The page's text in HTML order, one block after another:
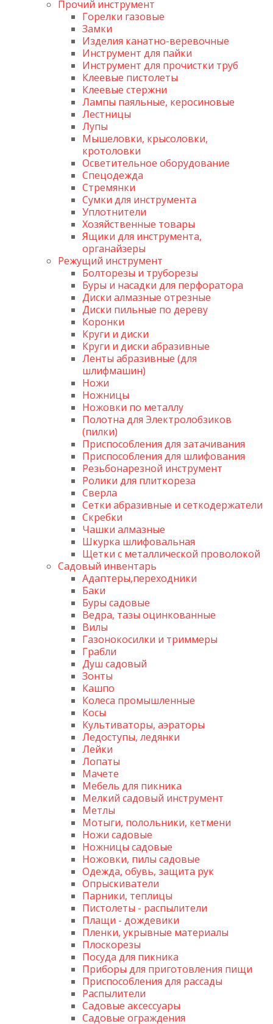
Прочий инструмент
Горелки газовые
Замки
Изделия канатно-веревочные
Инструмент для пайки
Инструмент для прочистки труб
Клеевые пистолеты
Клеевые стержни
Лампы паяльные, керосиновые
Лестницы
Лупы
Мышеловки, крысоловки,
кротоловки
Осветительное оборудование
Спецодежда
Стремянки
Сумки для инструмента
Уплотнители
Хозяйственные товары
Ящики для инструмента,
органайзеры
Режущий инструмент
Болторезы и труборезы
Буры и насадки для перфоратора
Диски алмазные отрезные
Диски пильные по дереву
Коронки
Круги и диски
Круги и диски абразивные
Ленты абразивные (для
шлифмашин)
Ножи
Ножницы
Ножовки по металлу
Полотна для Электролобзиков
(пилки)
Приспособления для затачивания
Приспособления для шлифования
Резьбонарезной инструмент
Ролики для плиткореза
Сверла
Сетки абразивные и сеткодержатели
Скребки
Чашки алмазные
Шкурка шлифовальная
Щетки с металлической проволокой
Садовый инвентарь
Адаптеры,переходники
Баки
Буры садовые
Ведра, тазы оцинкованные
Вилы
Газонокосилки и триммеры
Грабли
Душ садовый
Зонты
Кашпо
Колеса промышленные
Косы
Культиваторы, аэраторы
Ледоступы, ледянки
Лейки
Лопаты
Мачете
Мебель для пикника
Мелкий садовый инструмент
Метлы
Мотыги, полольники, кетмени
Ножи садовые
Ножницы садовые
Ножовки, пилы садовые
Одежда, обувь, защита рук
Опрыскиватели
Парники, теплицы
Пистолеты - распылители
Плащи - дождевики
Пленки, укрывные материалы
Плоскорезы
Посуда для пикника
Приборы для приготовления пищи
Приспособления для рассады
Распылители
Садовые аксессуары
Садовые ограждения